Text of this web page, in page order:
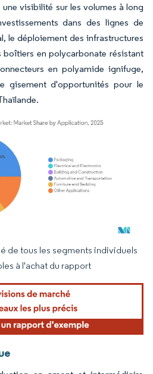
visibilité sur les volumes à long
dans des lignes de
le déploiement des infrastructures
boîtiers en polycarbonate résistant
en polyamide ignifuge,
gisement d'opportunités pour le
nécessite une attribution sous CC BY
de tous les segments individuels
à l'achat du rapport